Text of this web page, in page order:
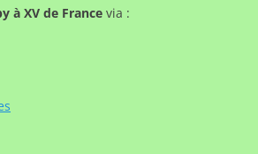
à XV de France via :